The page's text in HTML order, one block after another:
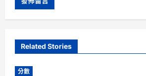
Related Stories
分數